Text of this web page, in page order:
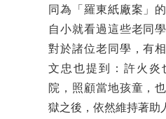
同為「羅東紙廠案」
自小就看過這些老同
對於諸位老同學，有
文忠也提到：許火炎
院，照顧當地孩童，
獄之後，依然維持著助